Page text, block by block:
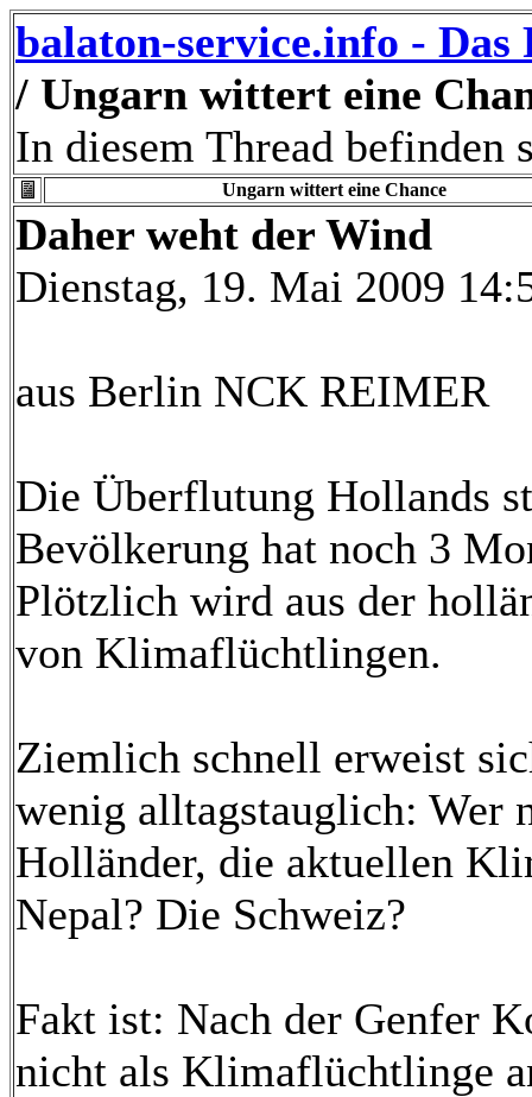
balaton-service.info -
/ Ungarn wittert eine
In diesem Thread befinden
Ungarn wittert eine Chance
Daher weht der Wind
Dienstag, 19. Mai 2009
aus Berlin NCK REIMER
Die Überflutung Hollands
Bevölkerung hat noch 3
Plötzlich wird aus der
von Klimaflüchtlingen.
Ziemlich schnell erweist
wenig alltagstauglich: Wer
Holländer, die aktuellen
Nepal? Die Schweiz?
Fakt ist: Nach der Genfer
nicht als Klimaflüchtlinge